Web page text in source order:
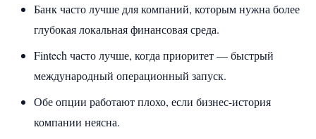
Банк часто лучше для компаний, которым нужна более
глубокая локальная финансовая среда.
Fintech часто лучше, когда приоритет — быстрый
международный операционный запуск.
Обе опции работают плохо, если бизнес-история
компании неясна.